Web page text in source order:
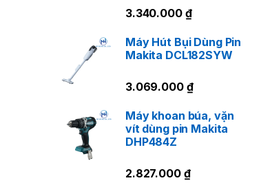
3.340.000 ₫
Máy Hút Bụi Dùng Pin
Makita DCL182SYW
3.069.000 ₫
Máy khoan búa, vặn
vít dùng pin Makita
DHP484Z
2.827.000 ₫